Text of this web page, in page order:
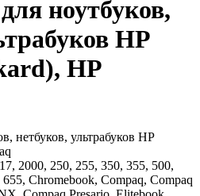
ноутбуков,
HP
HP
2000, 250, 255, 350, 355, 500,
Chromebook, Compaq, Compaq